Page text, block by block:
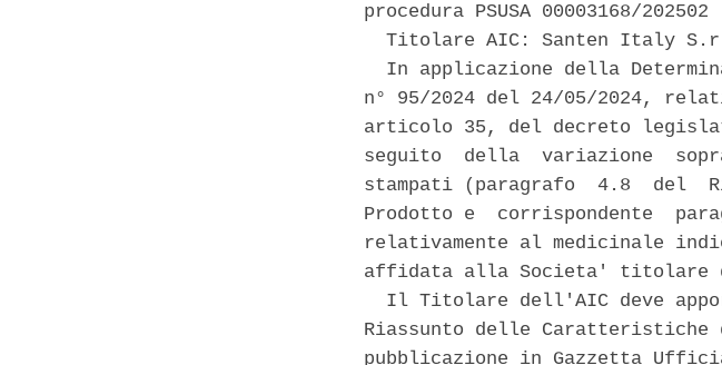
procedura PSUSA 00003168/202502
Titolare AIC: Santen Italy
In applicazione della
n° 95/2024 del 24/05/2024,
articolo 35, del decreto
seguito  della  variazione
stampati (paragrafo  4.8  del
Prodotto e  corrispondente
relativamente al medicinale
affidata alla Societa' titolare
Il Titolare dell'AIC deve
Riassunto delle
pubblicazione in Gazzetta